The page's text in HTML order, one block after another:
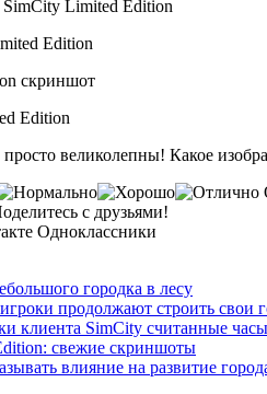
великолепны! Какое
с друзьями!
Одноклассники
городка в лесу
продолжают строить свои
клиента SimCity считанные
свежие скриншоты
влияние на развитие